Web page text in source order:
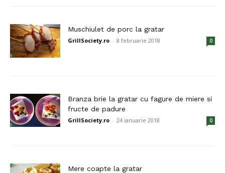
Muschiulet de porc la gratar
GrillSociety.ro - 8 februarie 2018 0
Branza brie la gratar cu fagure de miere si
fructe de padure
GrillSociety.ro - 24 ianuarie 2018 0
Mere coapte la gratar